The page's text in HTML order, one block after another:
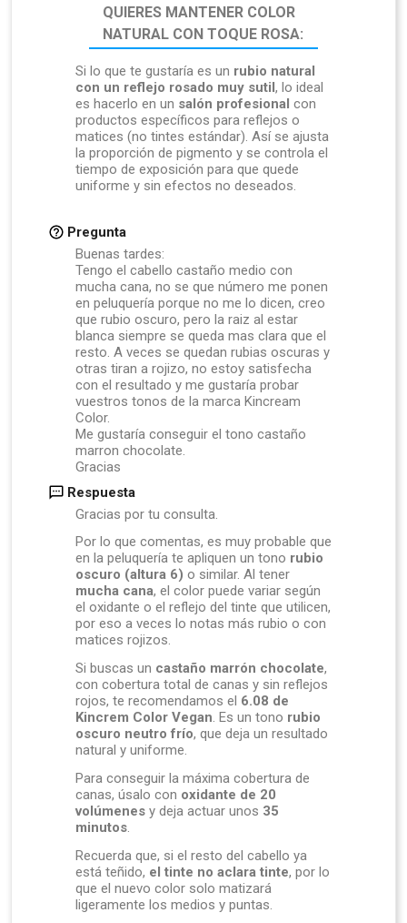
QUIERES MANTENER COLOR
NATURAL CON TOQUE ROSA:
Si lo que te gustaría es un rubio natural
con un reflejo rosado muy sutil, lo ideal
es hacerlo en un salón profesional con
productos específicos para reflejos o
matices (no tintes estándar). Así se ajusta
la proporción de pigmento y se controla el
tiempo de exposición para que quede
uniforme y sin efectos no deseados.
Pregunta
Buenas tardes:
Tengo el cabello castaño medio con
mucha cana, no se que número me ponen
en peluquería porque no me lo dicen, creo
que rubio oscuro, pero la raiz al estar
blanca siempre se queda mas clara que el
resto. A veces se quedan rubias oscuras y
otras tiran a rojizo, no estoy satisfecha
con el resultado y me gustaría probar
vuestros tonos de la marca Kincream
Color.
Me gustaría conseguir el tono castaño
marron chocolate.
Gracias
Respuesta
Gracias por tu consulta.
Por lo que comentas, es muy probable que
en la peluquería te apliquen un tono rubio
oscuro (altura 6) o similar. Al tener
mucha cana, el color puede variar según
el oxidante o el reflejo del tinte que utilicen,
por eso a veces lo notas más rubio o con
matices rojizos.
Si buscas un castaño marrón chocolate,
con cobertura total de canas y sin reflejos
rojos, te recomendamos el 6.08 de
Kincrem Color Vegan. Es un tono rubio
oscuro neutro frío, que deja un resultado
natural y uniforme.
Para conseguir la máxima cobertura de
canas, úsalo con oxidante de 20
volúmenes y deja actuar unos 35
minutos.
Recuerda que, si el resto del cabello ya
está teñido, el tinte no aclara tinte, por lo
que el nuevo color solo matizará
ligeramente los medios y puntas.